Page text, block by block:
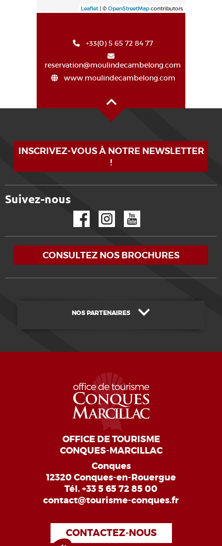
Leaflet| © OpenStreetMap contributors
+33(0) 5 65 72 84 77
reservation@moulindecambelong.com
www.moulindecambelong.com
INSCRIVEZ-VOUS À NOTRE NEWSLETTER
!
Suivez-nous
CONSULTEZ NOS BROCHURES
NOS PARTENAIRES
OFFICE DE TOURISME
CONQUES-MARCILLAC
Conques
12320 Conques-en-Rouergue
Tél.+33 5 65 72 85 00
contact@tourisme-conques.fr
CONTACTEZ-NOUS